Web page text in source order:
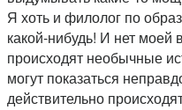
Я хоть и филолог по
какой-нибудь! И нет моей
происходят необычные
могут показаться
действительно